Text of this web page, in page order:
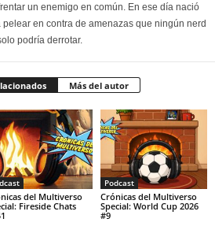
un enemigo en común. En ese día nació
en contra de amenazas que ningún nerd
podría derrotar.
Más del autor
del Multiverso
Fireside Chats
Podcast
Crónicas del Multiverso
Special: World Cup 2026
#9